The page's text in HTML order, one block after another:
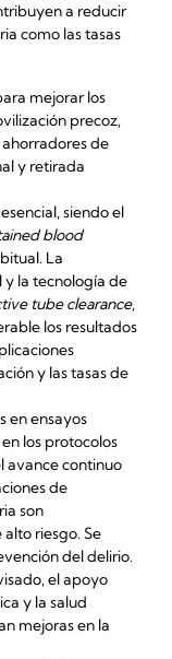
a reducir
como las tasas
mejorar los
precoz,
de
y retirada
siendo el
blood
La
la tecnología de
tube clearance,
los resultados
y las tasas de
en ensayos
los protocolos
avance continuo
de
son
riesgo. Se
del delirio.
el apoyo
y la salud
mejoras en la